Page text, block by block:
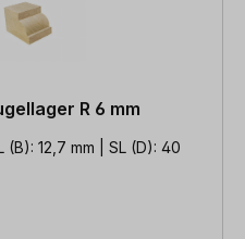
R 6 mm
(B): 12,7 mm | SL (D): 40